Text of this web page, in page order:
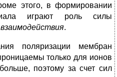
этого, в формировании
играют роль силы
.
поляризации мембран
только для ионов
поэтому за счет сил